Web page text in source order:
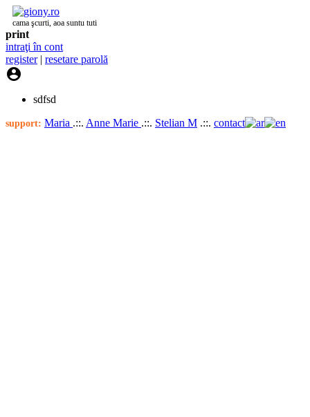
cama şcurti, aoa suntu tuti
print
intraţi în cont
register| resetare parolă

sdfsd
support: Maria .::. Anne Marie .::. Stelian M .::. contact